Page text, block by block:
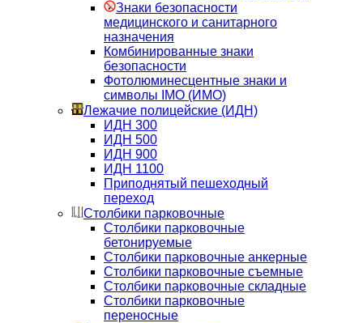
Знаки безопасности
медицинского и санитарного
назначения
Комбинированные знаки
безопасности
Фотолюминесцентные знаки и
символы IMO (ИМО)
Лежачие полицейские (ИДН)
ИДН 300
ИДН 500
ИДН 900
ИДН 1100
Приподнятый пешеходный
переход
Столбики парковочные
Столбики парковочные
бетонируемые
Столбики парковочные анкерные
Столбики парковочные съемные
Столбики парковочные складные
Столбики парковочные
переносные